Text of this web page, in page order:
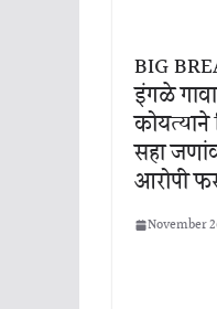
BIG
इंगळे
सहा
आरोपी
November